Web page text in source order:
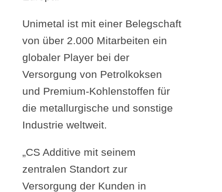
Unimetal ist mit einer Belegschaft
von über 2.000 Mitarbeiten ein
globaler Player bei der
Versorgung von Petrolkoksen
und Premium-Kohlenstoffen für
die metallurgische und sonstige
Industrie weltweit.
„CS Additive mit seinem
zentralen Standort zur
Versorgung der Kunden in